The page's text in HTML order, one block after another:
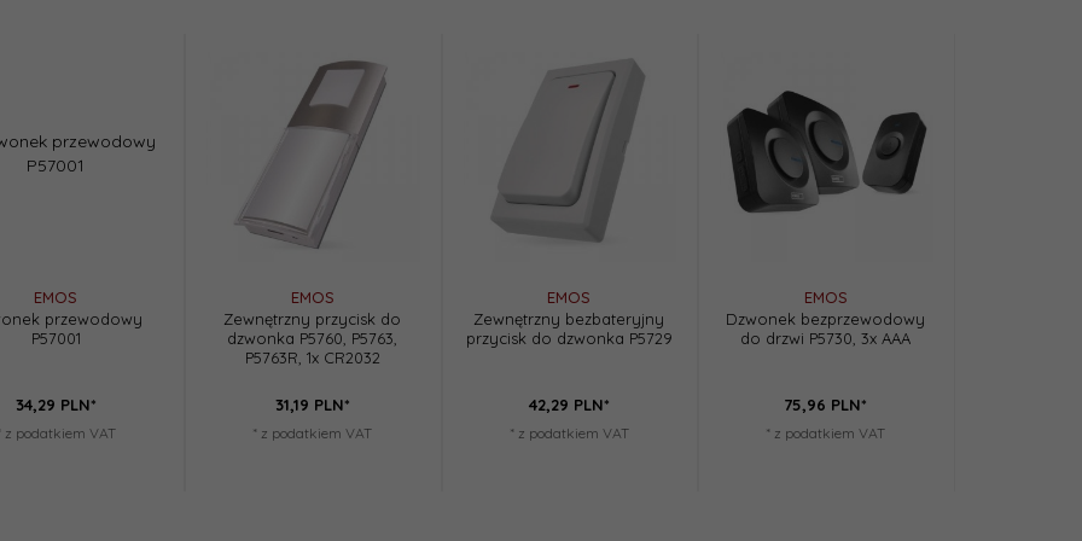
EMOS
przewodowy
P57001
34,29 PLN*
z podatkiem VAT
EMOS
Zewnętrzny przycisk do
dzwonka P5760, P5763,
P5763R, 1x CR2032
31,19 PLN*
* z podatkiem VAT
EMOS
Zewnętrzny bezbateryjny
przycisk do dzwonka P5729
42,29 PLN*
* z podatkiem VAT
EMOS
Dzwonek bezprzewodowy
do drzwi P5730, 3x AAA
75,96 PLN*
* z podatkiem VAT